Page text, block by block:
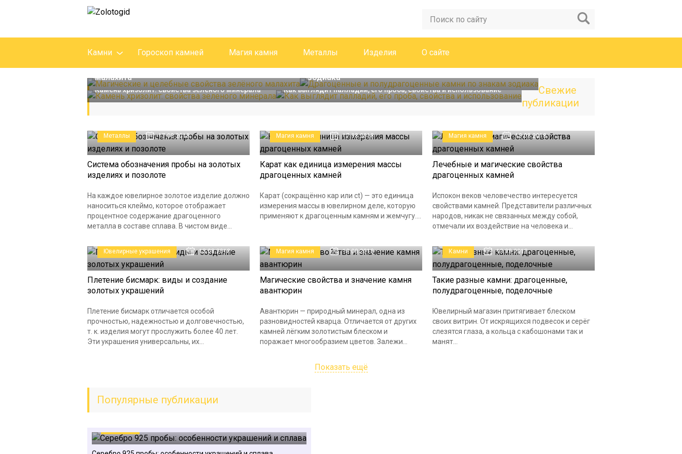
Камни Гороскоп камней Магия камня Металлы Изделия О сайте
Магические и целебные свойства зелёного
малахита
Драгоценные и полудрагоценные камни по знакам
зодиака
Магия камня 13.08.2018
Камень хризолит: свойства зеленого минерала
Металлы 13.08.2018
Как выглядит палладий, его проба, свойства и использование
Свежие
публикации
Металлы 17.08.2018
Система обозначения пробы на золотых
изделиях и позолоте
На каждое ювелирное золотое изделие должно
наноситься клеймо, которое отображает
процентное содержание драгоценного
металла в составе сплава. В чистом виде...
Магия камня 17.08.2018
Карат как единица измерения массы
драгоценных камней
Карат (сокращённо кар или ct) — это единица
измерения массы в ювелирном деле, которую
применяют к драгоценным камням и жемчугу....
Магия камня 13.08.2018
Лечебные и магические свойства
драгоценных камней
Испокон веков человечество интересуется
свойствами камней. Представители различных
народов, никак не связанных между собой,
отмечали их воздействие на человека и...
Ювелирные украшения 13.08.2018
Плетение бисмарк: виды и создание
золотых украшений
Плетение бисмарк отличается особой
прочностью, надежностью и долговечностью,
т. к. изделия могут прослужить более 40 лет.
Эти украшения универсальны, их...
Магия камня 13.08.2018
Магические свойства и значение камня
авантюрин
Авантюрин — природный минерал, одна из
разновидностей кварца. Отличается от других
камней лёгким золотистым блеском и
поражает многообразием цветов. Залежи...
Камни 13.08.2018
Такие разные камни: драгоценные,
полудрагоценные, поделочные
Ювелирный магазин притягивает блеском
своих витрин. От искрящихся подвесок и серёг
слезятся глаза, а кольца с кабошонами так и
манят...
Показать ещё
Популярные публикации